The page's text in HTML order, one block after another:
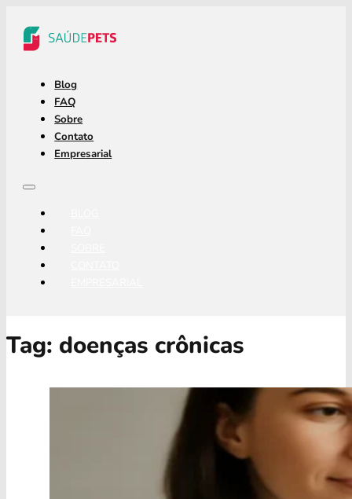
Blog
FAQ
Sobre
Contato
Empresarial
Tag: doenças crônicas